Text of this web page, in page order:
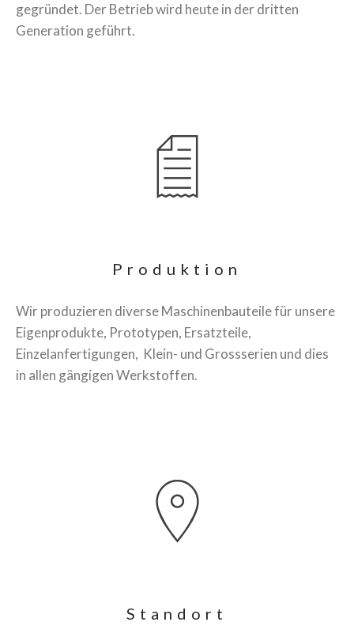
gegründet. Der Betrieb wird heute in der dritten
Generation geführt.
Produktion
Wir produzieren diverse Maschinenbauteile für unsere
Eigenprodukte, Prototypen, Ersatzteile,
Einzelanfertigungen, Klein- und Grossserien und dies
in allen gängigen Werkstoffen.
Standort